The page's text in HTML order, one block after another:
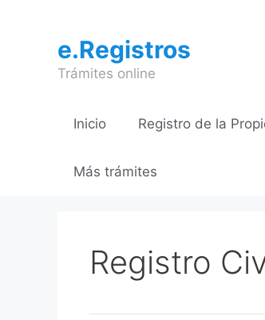
contenidoe.Registros
Trámites online
Inicio Registro de la
Más trámites
Registro